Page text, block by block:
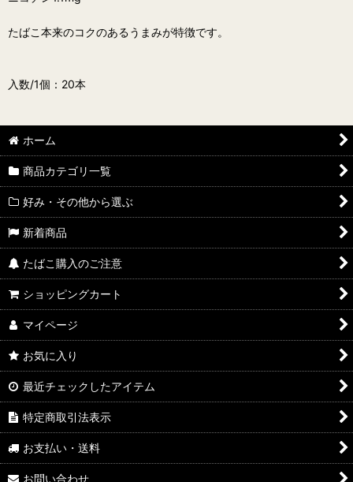
たばこ本来のコクのあるうまみが特徴です。
入数/1個：20本
ホーム
商品カテゴリ一覧
好み・その他から選ぶ
新着商品
たばこ購入のご注意
ショッピングカート
マイページ
お気に入り
最近チェックしたアイテム
特定商取引法表示
お支払い・送料
お問い合わせ